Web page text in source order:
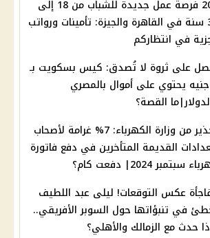
200 فرصة عمل جديدة للشباب من 18 إلى
35 سنة في القاهرة والجيزة: تأمينات ورواتب
في انتظاركم
على ثروة لا تُصدق: كيس بسكويت بـ
2 جنيه يحتوي على أموال بالمصري
القصة؟
تحذير من وزارة الكهرباء: 7% غرامة لأصحاب
القديمة المتأخرين في دفع فاتورة
سبتمبر 2024| دفعت كام؟
عكس التوقعات! ليلى عبد اللطيف
في تنبؤاتها حول السوبر الأفريقي..
حدث مع الزمالك والأهلي؟